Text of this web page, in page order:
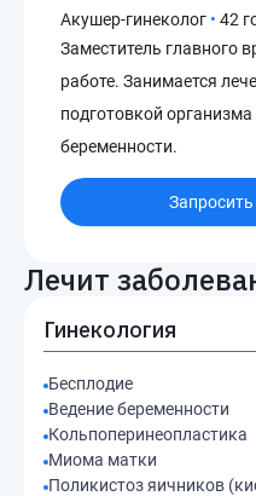
Акушер-гинеколог • 42
Заместитель главного
работе. Занимается
подготовкой
беременности.
Лечит
Гинекология
Бесплодие
Ведение беременности
Кольпоперинеопластика
Миома матки
Поликистоз яичников